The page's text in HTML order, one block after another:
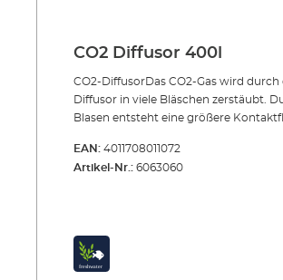
CO2 Diffusor 400l
CO2-DiffusorDas CO2-Gas wird durch
Diffusor in viele Bläschen zerstäubt.
Blasen entsteht eine größere
Aquariumwasser lösen.Der
der visuellen Kontrolle der CO2-
kleinere und mittlere Aquarien bis 400
lKleines, effektives Gerät mit
EAN: 4011708011072
Artikel-Nr.: 6063060